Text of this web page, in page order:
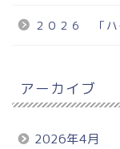
２０２６ 「ハ
アーカイブ
2026年4月